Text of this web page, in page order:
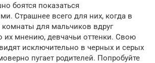
боятся показаться
Страшнее всего для них, когда в
комнаты для мальчиков вдруг
их мнению, девчачьи оттенки. Свою
исключительно в черных и серых
пугает родителей. Попробуйте